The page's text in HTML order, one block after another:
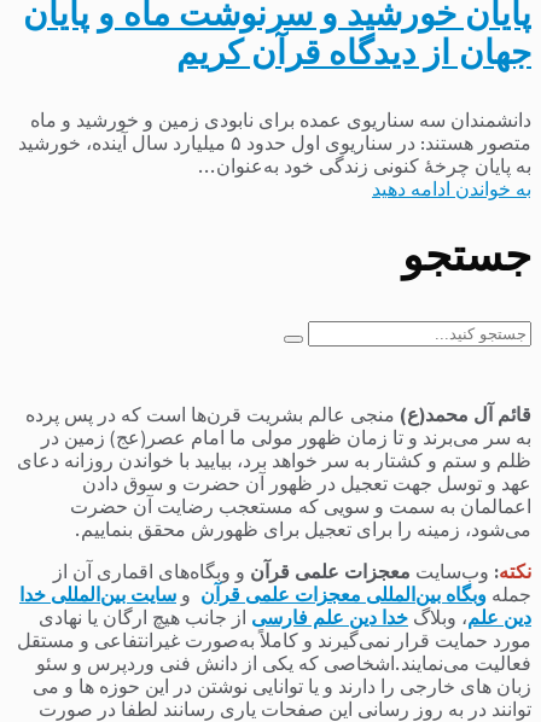
پایان خورشید و سرنوشت ماه و پایان
جهان از دیدگاه قرآن کریم
دانشمندان سه سناریوی عمده برای نابودی زمین و خورشید و ماه
متصور هستند: در سناریوی اول حدود ۵ میلیارد سال آینده، خورشید
به پایان چرخهٔ کنونی زندگی خود به‌عنوان...
به خواندن ادامه دهید
جستجو
جستجو
قائم آل محمد(ع) منجی عالم بشریت قرن‌ها است که در پس پرده
به سر می‌برند و تا زمان ظهور مولی ما امام عصر(عج) زمین در
ظلم و ستم و کشتار به سر خواهد برد، بیایید با خواندن روزانه دعای
عهد و توسل جهت تعجیل در ظهور آن حضرت و سوق دادن
اعمالمان به سمت و سویی که مستعجب رضایت آن حضرت
می‌شود، زمینه را برای تعجیل برای ظهورش محقق بنماییم.
نکته: وب‌سایت معجزات علمی قرآن و وبگاه‌های اقماری آن از
جمله وبگاه بین‌المللی معجزات علمی قرآن و سایت بین‌المللی خدا
دین علم، وبلاگ خدا دین علم فارسی از جانب هیچ ارگان یا نهادی
مورد حمایت قرار نمی‌گیرند و کاملاً به‌صورت غیرانتفاعی و مستقل
فعالیت می‌نمایند.اشخاصی که یکی از دانش فنی وردپرس و سئو
زبان های خارجی را دارند و یا توانایی نوشتن در این حوزه ها و می
توانند در به روز رسانی این صفحات یاری رسانند لطفا در صورت